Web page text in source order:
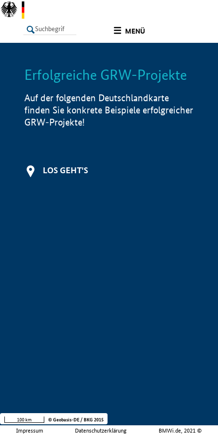
MENÜ
LISTE Info
Erfolgreiche GRW-Projekte
Auf der folgenden Deutschlandkarte
finden Sie konkrete Beispiele erfolgreicher
GRW-Projekte!
LOS GEHT'S
Impressum Datenschutzerklärung BMWi.de, 2021 ©
100 km © Geobasis-DE / BKG 2015